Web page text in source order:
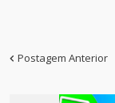
Postagem Anterior